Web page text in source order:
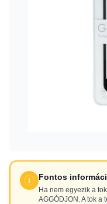
Fontos
Ha nem egyezik a
AGGÓDJON. A tok